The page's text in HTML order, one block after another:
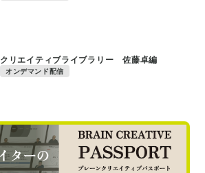
クリエイティブライブラリー 佐藤卓編
オンデマンド配信